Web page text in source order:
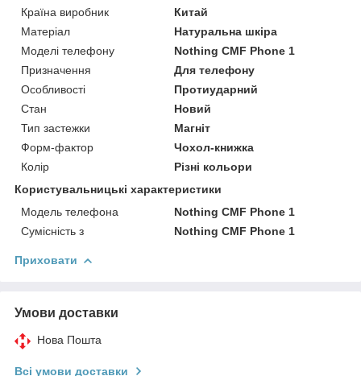
Країна виробник
Китай
Матеріал
Натуральна шкіра
Моделі телефону
Nothing CMF Phone 1
Призначення
Для телефону
Особливості
Протиударний
Стан
Новий
Тип застежки
Магніт
Форм-фактор
Чохол-книжка
Колір
Різні кольори
Користувальницькі характеристики
Модель телефона
Nothing CMF Phone 1
Сумісність з
Nothing CMF Phone 1
Приховати
Умови доставки
Нова Пошта
Всі умови доставки